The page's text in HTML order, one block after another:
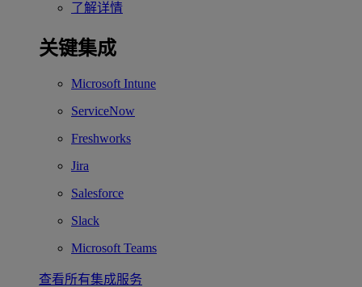
了解详情
关键集成
Microsoft Intune
ServiceNow
Freshworks
Jira
Salesforce
Slack
Microsoft Teams
查看所有集成服务